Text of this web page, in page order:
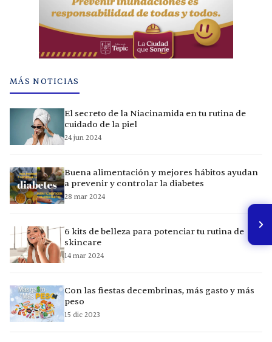
MÁS NOTICIAS
El secreto de la Niacinamida en tu rutina de
cuidado de la piel
24 jun 2024
Buena alimentación y mejores hábitos ayudan
a prevenir y controlar la diabetes
28 mar 2024
6 kits de belleza para potenciar tu rutina de
skincare
14 mar 2024
Con las fiestas decembrinas, más gasto y más
peso
15 dic 2023